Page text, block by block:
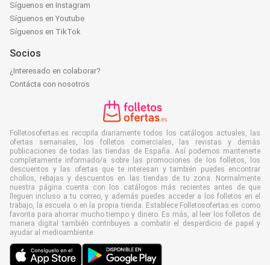
Síguenos en Instagram
Síguenos en Youtube
Síguenos en TikTok
Socios
¿Interesado en colaborar?
Contácta con nosotros
Folletosofertas.es recopila diariamente todos los catálogos actuales, las
ofertas semanales, los folletos comerciales, las revistas y demás
publicaciones de todas las tiendas de España. Así podemos mantenerte
completamente informado/a sobre las promociones de los folletos, los
descuentos y las ofertas que te interesan y también puedes encontrar
chollos, rebajas y descuentos en las tiendas de tu zona. Normalmente
nuestra página cuenta con los catálogos más recientes antes de que
lleguen incluso a tu correo, y además puedes acceder a los folletos en el
trabajo, la escuela o en la propia tienda. Establece Folletosofertas.es como
favorita para ahorrar mucho tiempo y dinero. Es más, al leer los folletos de
manera digital también contribuyes a combatir el desperdicio de papel y
ayudar al medioambiente.